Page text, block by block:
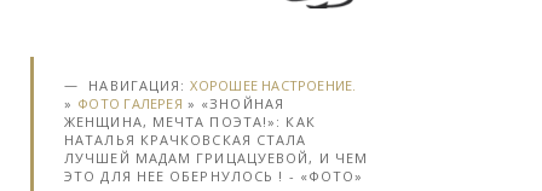
НАВИГАЦИЯ:ХОРОШЕЕ НАСТРОЕНИЕ.
» ФОТО ГАЛЕРЕЯ » «ЗНОЙНАЯ
ЖЕНЩИНА, МЕЧТА ПОЭТА!»: КАК
НАТАЛЬЯ КРАЧКОВСКАЯ СТАЛА
ЛУЧШЕЙ МАДАМ ГРИЦАЦУЕВОЙ, И ЧЕМ
ЭТО ДЛЯ НЕЕ ОБЕРНУЛОСЬ ! - «ФОТО»